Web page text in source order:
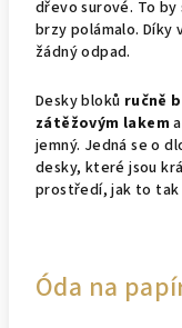
dřevo surové. To
brzy polámalo.
žádný odpad.
Desky bloků ručně
zátěžovým lakem
jemný. Jedná se o
desky, které jsou
prostředí, jak to tak
Óda na